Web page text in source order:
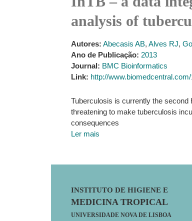
analysis of
Autores: Abecasis AB, Alves RJ,
Ano de Publicação: 2013
Journal: BMC Bioinformatics
Link: http://
Tuberculosis is currently the
threatening to make tuberculosis
consequences
Ler mais
Footer
INSTITUTO DE HIGIENE E
MEDICINA TROPICAL
UNIVERSIDADE NOVA DE LISBOA